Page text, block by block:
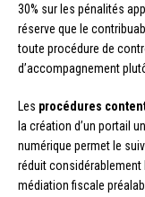
30% sur les pénalités
réserve que le
toute procédure de
d’accompagnement
Les procédures
la création d’un portail
numérique permet le
réduit considérablement
médiation fiscale